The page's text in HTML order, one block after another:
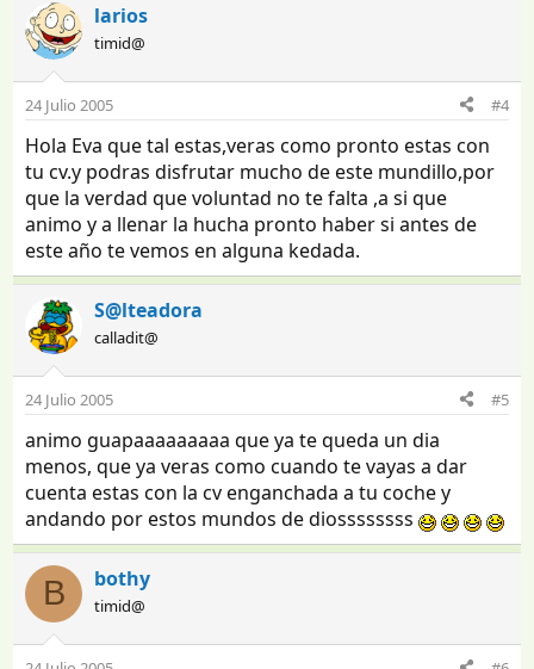
larios
timid@
24 Julio 2005 #4
Hola Eva que tal estas,veras como pronto estas con
tu cv.y podras disfrutar mucho de este mundillo,por
que la verdad que voluntad no te falta ,a si que
animo y a llenar la hucha pronto haber si antes de
este año te vemos en alguna kedada.
S@lteadora
calladit@
24 Julio 2005 #5
animo guapaaaaaaaaa que ya te queda un dia
menos, que ya veras como cuando te vayas a dar
cuenta estas con la cv enganchada a tu coche y
andando por estos mundos de diossssssss
B bothy
timid@